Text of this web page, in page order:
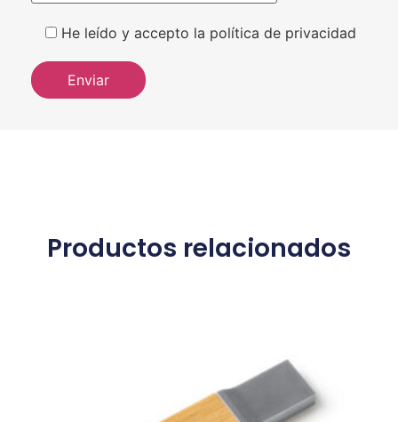
He leído y accepto la política de privacidad
Productos relacionados